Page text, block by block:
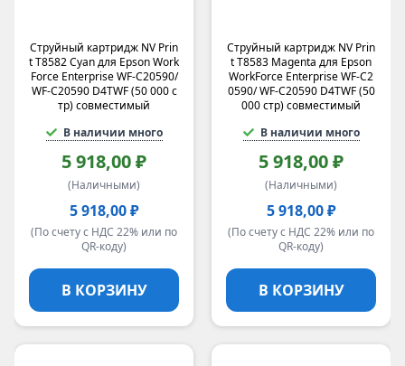
Струйный картридж NV Prin
t T8582 Cyan для Epson Work
Force Enterprise WF-C20590/
WF-C20590 D4TWF (50 000 с
тр) совместимый
В наличии много
5 918,00 ₽
(Наличными)
5 918,00 ₽
(По счету с НДС 22% или по
QR-коду)
В КОРЗИНУ
Струйный картридж NV Prin
t T8583 Magenta для Epson
WorkForce Enterprise WF-C2
0590/ WF-C20590 D4TWF (50
000 стр) совместимый
В наличии много
5 918,00 ₽
(Наличными)
5 918,00 ₽
(По счету с НДС 22% или по
QR-коду)
В КОРЗИНУ